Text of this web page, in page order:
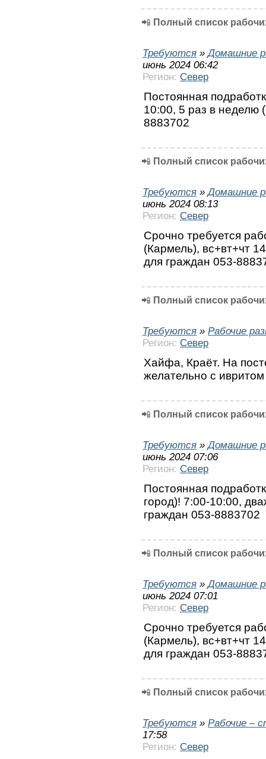
📲 Полный список
Требуются »Домашние
июнь 2024 06:42
Регион: Север
Постоянная
10:00, 5 раз в неделю
8883702
📲 Полный список
Требуются »Домашние
июнь 2024 08:13
Регион: Север
Срочно требуется
(Кармель), вс+вт+чт
для граждан 053-
📲 Полный список
Требуются » Рабочие
Регион: Север
Хайфа, Краёт. На
желательно с
📲 Полный список
Требуются »Домашние
июнь 2024 07:06
Регион: Север
Постоянная
город)! 7:00-10:00,
граждан 053-8883702
📲 Полный список
Требуются »Домашние
июнь 2024 07:01
Регион: Север
Срочно требуется
(Кармель), вс+вт+чт
для граждан 053-
📲 Полный список
Требуются » Рабочие –
17:58
Регион: Север